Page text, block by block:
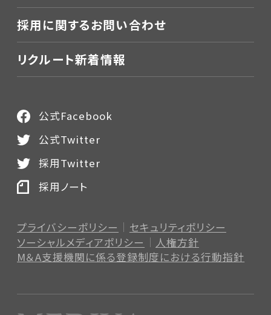
採用に関するお問い合わせ
リクルート新着情報
プライバシーポリシー
セキュリティポリシー
ソーシャルメディアポリシー
人権方針
M＆A支援機関に係る登録制度における行動指針
公式Facebook
公式Twitter
採用Twitter
採用ノート